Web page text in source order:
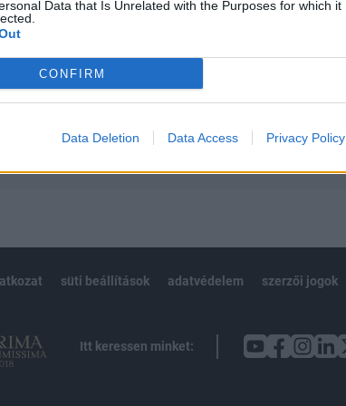
Data that Is Unrelated with the Purposes for which it
CONFIRM
Data Deletion Data Access Privacy Policy
cikkarchívum
elmúlt 2 év napon belüli
Előfizetés
süti beállítások adatvédelem szerzői jogok
Itt keressen minket: